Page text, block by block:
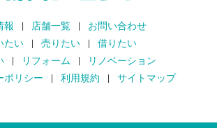
報 店舗一覧
お問い合わせ
たい
売りたい
借りたい
リフォーム
リノベーション
ポリシー
利用規約 サイトマップ